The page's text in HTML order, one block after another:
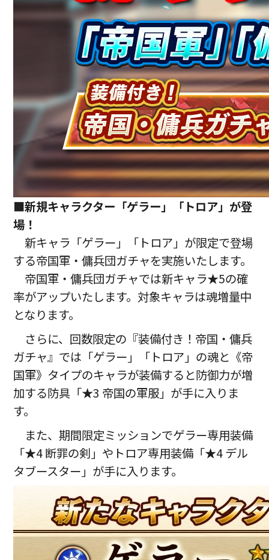
■新規キャラクター「ゲラー」「トロア」が登
場！
新キャラ「ゲラー」「トロア」が限定で登場
する帝国軍・傭兵団ガチャを実施いたします。
帝国軍・傭兵団ガチャでは新キャラ★5の確
率がアップいたします。対象キャラは魂増量中
となります。
さらに、回数限定の『装備付き！帝国・傭兵
ガチャ』では「ゲラー」「トロア」の魂と《帝
国軍》タイプのキャラが装備すると防御力が増
加する防具「★3 帝国の軍服」が手に入りま
す。
また、期間限定ミッションでゲラー専用装備
「★4 断罪の剣」やトロア専用装備「★4 デル
タブースター」が手に入ります。